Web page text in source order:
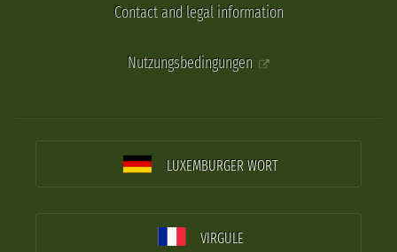
Contact and legal information
Nutzungsbedingungen
LUXEMBURGER WORT
VIRGULE